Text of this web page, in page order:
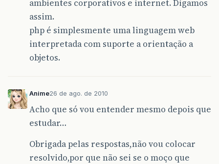
ambientes corporativos e internet. Digamos
assim.
php é simplesmente uma linguagem web
interpretada com suporte a orientação a
objetos.
Anime26 de ago. de 2010
Acho que só vou entender mesmo depois que
estudar…
Obrigada pelas respostas,não vou colocar
resolvido,por que não sei se o moço que